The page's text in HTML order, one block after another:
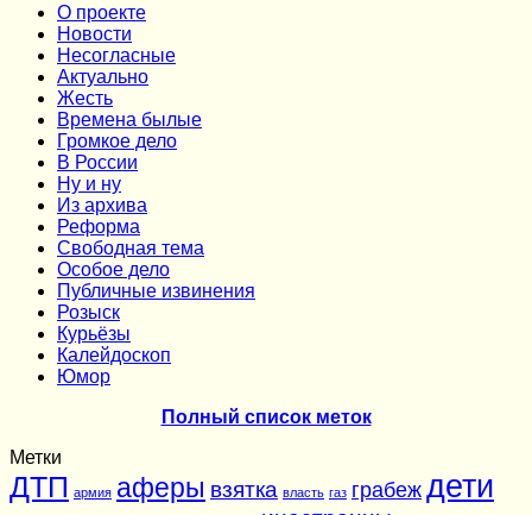
О проекте
Новости
Несогласные
Актуально
Жесть
Времена былые
Громкое дело
В России
Ну и ну
Из архива
Реформа
Cвободная тема
Особое дело
Публичные извинения
Розыск
Курьёзы
Калейдоскоп
Юмор
Полный список меток
Метки
ДТП армия аферы взятка власть газ грабеж дети